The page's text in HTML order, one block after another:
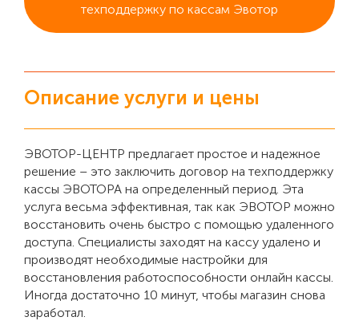
техподдержку по кассам Эвотор
Описание услуги и цены
ЭВОТОР-ЦЕНТР предлагает простое и надежное
решение – это заключить договор на техподдержку
кассы ЭВОТОРА на определенный период. Эта
услуга весьма эффективная, так как ЭВОТОР можно
восстановить очень быстро с помощью удаленного
доступа. Специалисты заходят на кассу удалено и
производят необходимые настройки для
восстановления работоспособности онлайн кассы.
Иногда достаточно 10 минут, чтобы магазин снова
заработал.